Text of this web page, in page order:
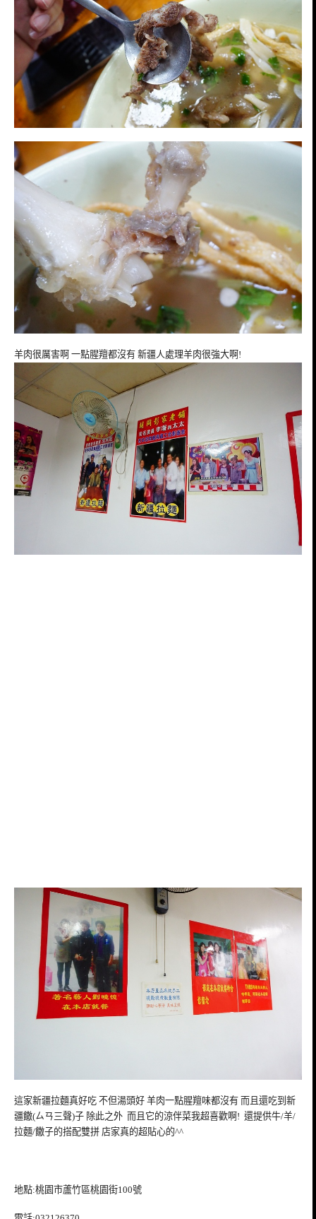
羊肉很厲害啊 一點腥羶都沒有 新疆人處理羊肉很強大啊!
這家新疆拉麵真好吃 不但湯頭好 羊肉一點腥羶味都沒有 而且還吃到新
疆饊(ㄙㄢ三聲)子 除此之外 而且它的涼伴菜我超喜歡啊! 還提供牛/羊/
拉麵/饊子的搭配雙拼 店家真的超貼心的^^
地點:桃園市蘆竹區桃園街100號